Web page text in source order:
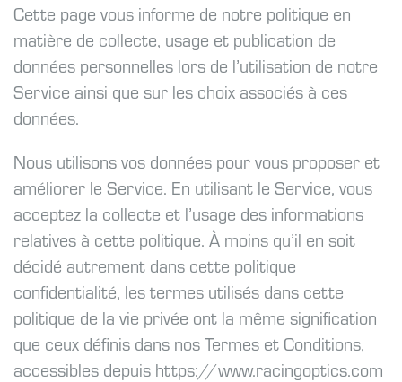
Cette page vous informe de notre politique en
matière de collecte, usage et publication de
données personnelles lors de l’utilisation de notre
Service ainsi que sur les choix associés à ces
données.
Nous utilisons vos données pour vous proposer et
améliorer le Service. En utilisant le Service, vous
acceptez la collecte et l’usage des informations
relatives à cette politique. À moins qu’il en soit
décidé autrement dans cette politique
confidentialité, les termes utilisés dans cette
politique de la vie privée ont la même signification
que ceux définis dans nos Termes et Conditions,
accessibles depuis https://www.racingoptics.com